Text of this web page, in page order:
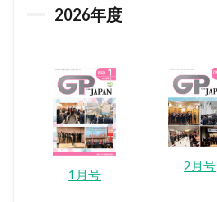
2026年度
1月号
2月号